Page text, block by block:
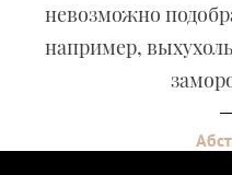
невозможно
например,